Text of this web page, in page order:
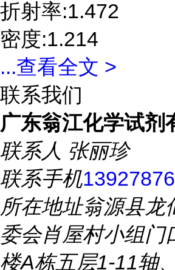
折射率:1.472
密度:1.214
...查看全文 >
联系我们
广东翁江化学试剂
联系人 张丽珍
联系手机
所在地址翁源县龙
委会肖屋村小组门
楼A栋五层1-11轴